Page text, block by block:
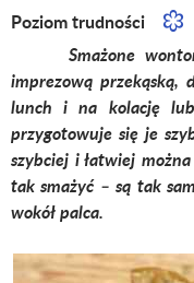
Poziom trudności
Smażone
imprezową przekąską,
lunch i na kolację
przygotowuje się je
szybciej i łatwiej
tak smażyć – są tak
wokół palca.